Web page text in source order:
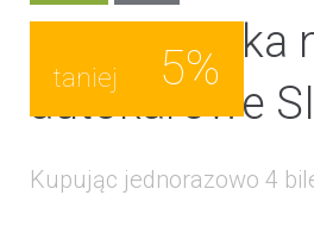
Ekstra zniżka
autokarowe
taniej 5%
Kupując jednorazowo 4